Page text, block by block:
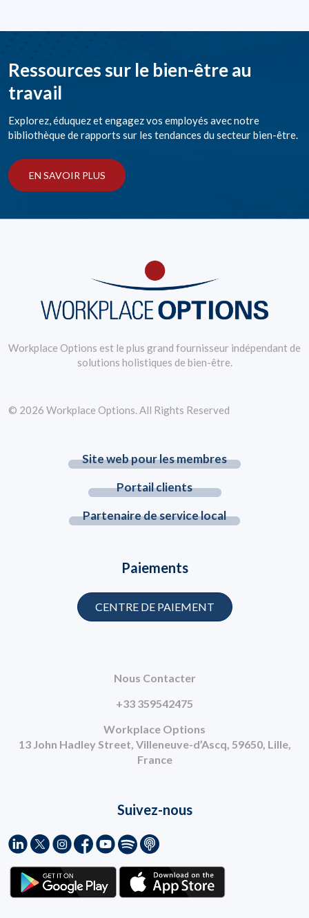
Ressources sur le bien-être au
travail
Explorez, éduquez et engagez vos employés avec notre
bibliothèque de rapports sur les tendances du secteur bien-être.
EN SAVOIR PLUS
Workplace Options est le plus grand fournisseur indépendant de
solutions holistiques de bien-être.
Site web pour les membres
Portail clients
Partenaire de service local
Nous Contacter
+33 359542475
Workplace Options
13 John Hadley Street, Villeneuve-d’Ascq, 59650, Lille,
France
Paiements
CENTRE DE PAIEMENT
Suivez-nous
© 2026 Workplace Options. All Rights Reserved